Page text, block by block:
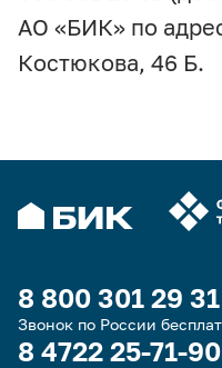
АО «БИК» по
Костюкова, 46 Б.
8 800 301 29 31
Звонок по России
8 4722 25-71-90